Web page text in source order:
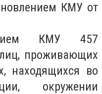
КМУ от
КМУ 457
проживающих
находящихся во
окружении